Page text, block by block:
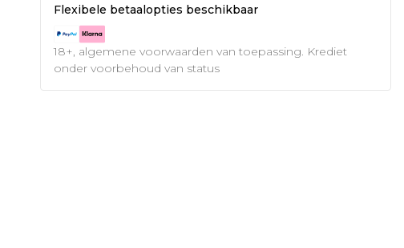
Flexibele betaalopties beschikbaar
18+, algemene voorwaarden van toepassing. Krediet
onder voorbehoud van status